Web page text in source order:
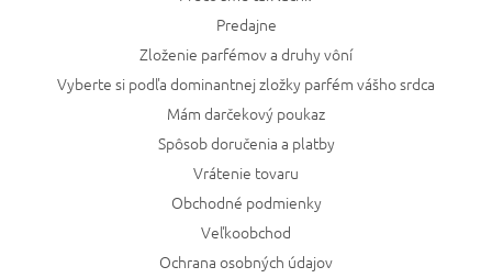
Predajne
Zloženie parfémov a druhy vôní
Vyberte si podľa dominantnej zložky parfém vášho srdca
Mám darčekový poukaz
Spôsob doručenia a platby
Vrátenie tovaru
Obchodné podmienky
Veľkoobchod
Ochrana osobných údajov